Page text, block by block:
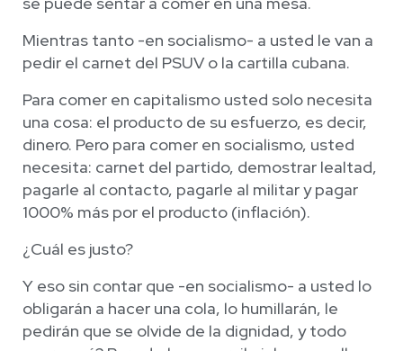
Mientras tanto -en socialismo- a usted le van a
pedir el carnet del PSUV o la cartilla cubana.
Para comer en capitalismo usted solo necesita
una cosa: el producto de su esfuerzo, es decir,
dinero. Pero para comer en socialismo, usted
necesita: carnet del partido, demostrar lealtad,
pagarle al contacto, pagarle al militar y pagar
1000% más por el producto (inflación).
¿Cuál es justo?
Y eso sin contar que -en socialismo- a usted lo
obligarán a hacer una cola, lo humillarán, le
pedirán que se olvide de la dignidad, y todo